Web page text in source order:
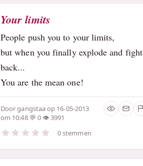
Your limits
People push you to your limits,
but when you finally explode and fight
back...
You are the mean one!
Doorgangstaaop 16-05-2013
om 10:48
0
3991
0 stemmen